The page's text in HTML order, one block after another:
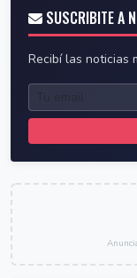
SUSCRIBITE A
Recibí las noticias